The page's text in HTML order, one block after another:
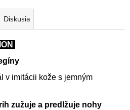
Diskusia
v imitácii kože s jemným
zužuje a predlžuje nohy